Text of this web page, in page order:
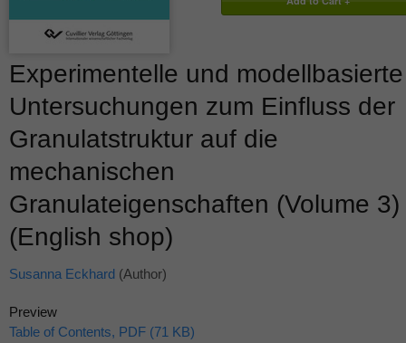
Experimentelle und modellbasierte
Untersuchungen zum Einfluss der
Granulatstruktur auf die
mechanischen
Granulateigenschaften (Volume 3)
(English shop)
Susanna Eckhard (Author)
Preview
Table of Contents, PDF (71 KB)